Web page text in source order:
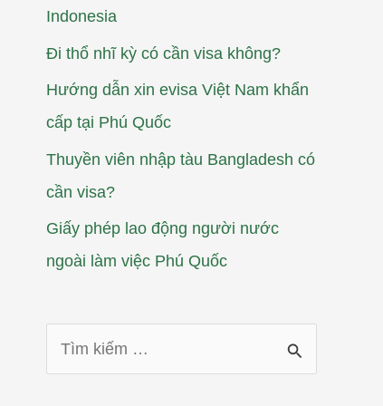
Indonesia
Đi thổ nhĩ kỳ có cần visa không?
Hướng dẫn xin evisa Việt Nam khẩn
cấp tại Phú Quốc
Thuyền viên nhập tàu Bangladesh có
cần visa?
Giấy phép lao động người nước
ngoài làm việc Phú Quốc